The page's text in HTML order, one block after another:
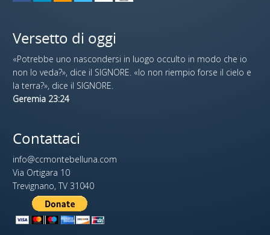
Versetto di oggi
«Potrebbe uno nascondersi in luogo occulto in modo che io
non lo veda?», dice il SIGNORE. «Io non riempio forse il cielo e
la terra?», dice il SIGNORE.
Geremia 23:24
Contattaci
info@ccmontebelluna.com
Via Ortigara 10
Trevignano, TV 31040